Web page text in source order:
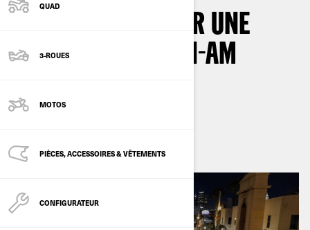
QUAD
3-ROUES
MOTOS
PIÈCES, ACCESSOIRES & VÊTEMENTS
CONFIGURATEUR
COMMENT TROUVER UNE
COMMUNAUTÉ CAN-AM